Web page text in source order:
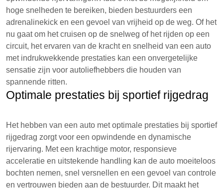
hoge snelheden te bereiken, bieden bestuurders een
adrenalinekick en een gevoel van vrijheid op de weg. Of het
nu gaat om het cruisen op de snelweg of het rijden op een
circuit, het ervaren van de kracht en snelheid van een auto
met indrukwekkende prestaties kan een onvergetelijke
sensatie zijn voor autoliefhebbers die houden van
spannende ritten.
Optimale prestaties bij sportief rijgedrag
Het hebben van een auto met optimale prestaties bij sportief
rijgedrag zorgt voor een opwindende en dynamische
rijervaring. Met een krachtige motor, responsieve
acceleratie en uitstekende handling kan de auto moeiteloos
bochten nemen, snel versnellen en een gevoel van controle
en vertrouwen bieden aan de bestuurder. Dit maakt het